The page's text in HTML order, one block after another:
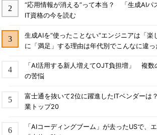
“応用情報が消える”って本当？ 「生成AI
IT資格の今を読む
生成AIを“使ったことない”エンジニアは「
に「満足」する理由は年代別でこんなに違っ
「AI活用する新人増えてOJT負担増」 複数
の苦悩
富士通を抜いて2位に躍進したITベンダー
業トップ20
「AIコーディングブーム」が去ったUSで、